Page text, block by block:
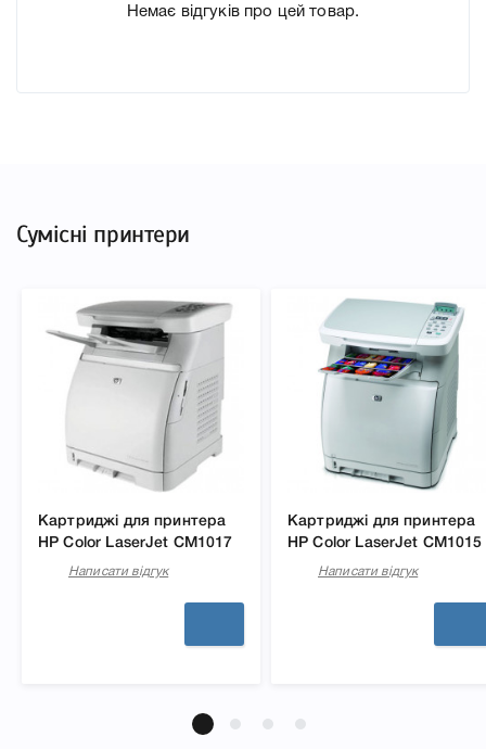
Немає відгуків про цей товар.
Сумісні принтери
Картриджі для принтера
HP Color LaserJet CM1017
Написати відгук
Картриджі для принтера
HP Color LaserJet CM1015
Написати відгук